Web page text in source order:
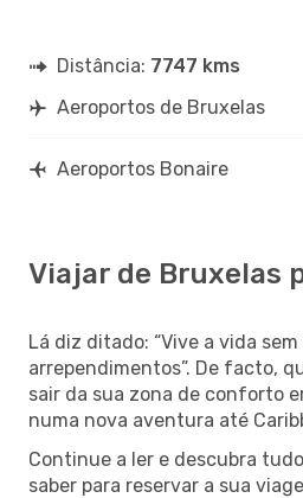
Distância: 7747 kms
Aeroportos de Bruxelas
Aeroportos Bonaire
Viajar de Bruxelas
Lá diz ditado: “Vive a vida
arrependimentos”. De facto,
sair da sua zona de conforto
numa nova aventura até
Continue a ler e descubra
saber para reservar a sua